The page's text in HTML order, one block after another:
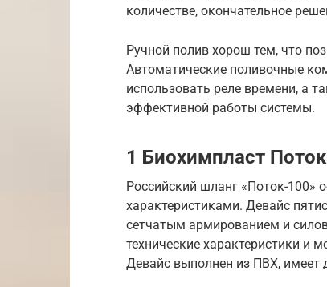
количестве, окончательное
Ручной полив хорош тем, что
Автоматические поливочные
использовать реле времени, а
эффективной работы системы.
1 Биохимпласт
Российский шланг «Поток-100»
характеристиками. Девайс
сетчатым армированием и
технические характеристики и
Девайс выполнен из ПВХ, имеет